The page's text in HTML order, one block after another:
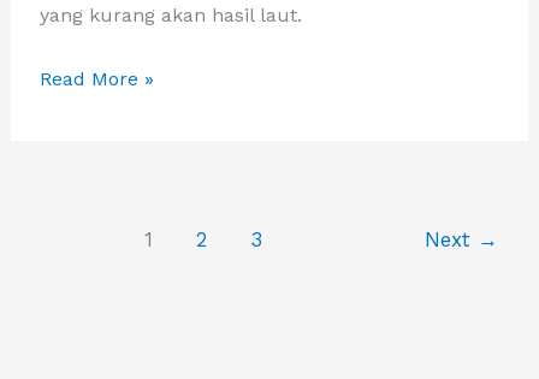
yang kurang akan hasil laut.
Southeast
Read More »
1 2 3 Next →